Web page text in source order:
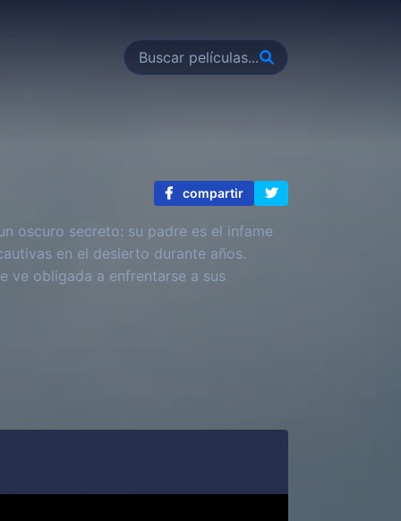
compartir
oscuro secreto: su padre es el infame
en el desierto durante años.
ve obligada a enfrentarse a sus